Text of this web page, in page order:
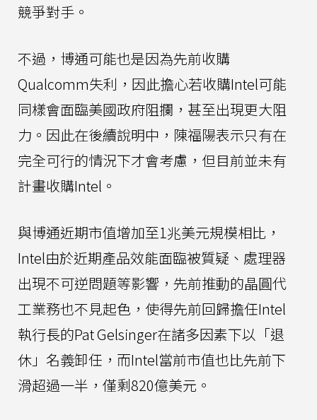
競爭對手。
不過，博通可能也是因為先前收購
Qualcomm失利，因此擔心若收購Intel可能
同樣會面臨美國政府阻攔，甚至出現更大阻
力。因此在後續說明中，陳福陽表示只有在
完全可行的情況下才會考慮，但目前並未有
計畫收購Intel。
與博通近期市值增加至1兆美元規模相比，
Intel由於近期產品效能面臨被質疑、處理器
出現不可逆問題等影響，先前推動的晶圓代
工業務也不見起色，使得先前回歸擔任Intel
執行長的Pat Gelsinger在諸多因素下以「退
休」名義卸任，而Intel當前市值也比先前下
滑超過一半，僅剩820億美元。